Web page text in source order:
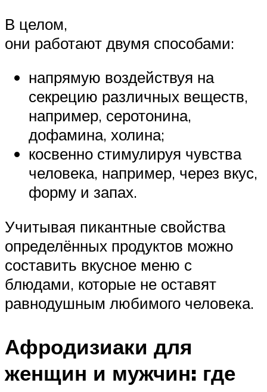
В целом,
они работают двумя способами:
напрямую воздействуя на
секрецию различных веществ,
например, серотонина,
дофамина, холина;
косвенно стимулируя чувства
человека, например, через вкус,
форму и запах.
Учитывая пикантные свойства
определённых продуктов можно
составить вкусное меню с
блюдами, которые не оставят
равнодушным любимого человека.
Афродизиаки для
женщин и мужчин: где